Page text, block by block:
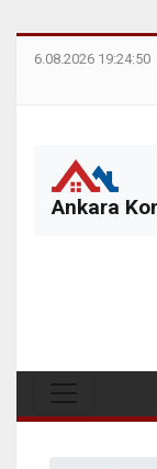
6.08.2026 19:24:50
Ankara